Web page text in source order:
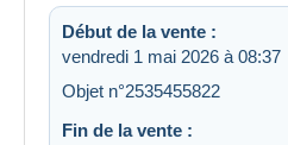
Début de la vente :
vendredi 1 mai 2026 à 08:37
Objet n°2535455822
Fin de la vente :